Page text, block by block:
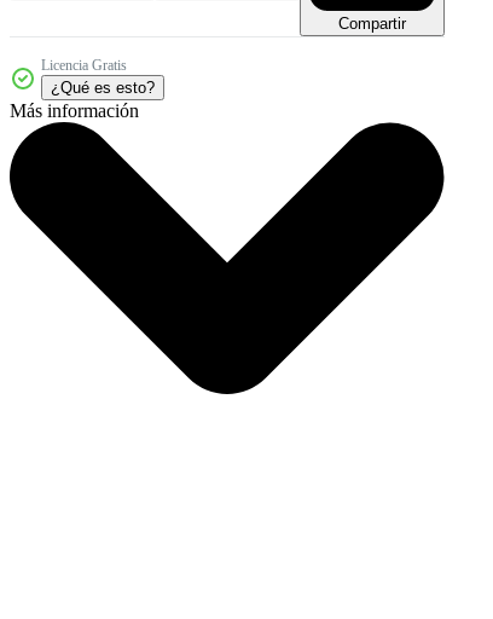
Compartir
Licencia Gratis
¿Qué es esto?
Más información